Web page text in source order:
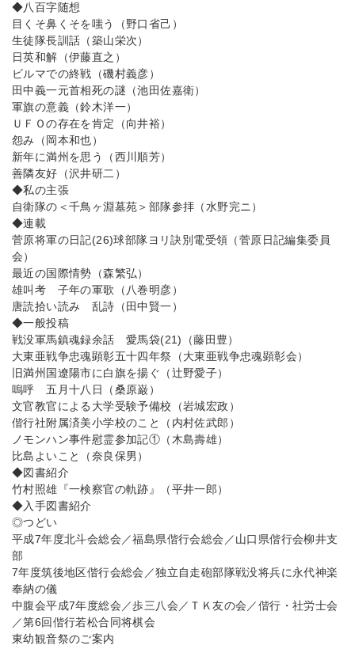
◆八百字随想
目くそ鼻くそを嗤う（野口省己）
生徒隊長訓話（築山栄次）
日英和解（伊藤直之）
ビルマでの終戦（磯村義彦）
田中義一元首相死の謎（池田佐嘉衛）
軍旗の意義（鈴木洋一）
ＵＦＯの存在を肯定（向井裕）
怨み（岡本和也）
新年に満州を思う（西川順芳）
善隣友好（沢井研二）
◆私の主張
自衛隊の＜千鳥ヶ淵墓苑＞部隊参拝（水野完ニ）
◆連載
菅原将軍の日記(26)球部隊ヨリ訣別電受領（菅原日記編集委員
会）
最近の国際情勢（森繁弘）
雄叫考 子年の軍歌（八巻明彦）
唐読拾い読み 乱詩（田中賢一）
◆一般投稿
戦没軍馬鎮魂録余話 愛馬袋(21)（藤田豊）
大東亜戦争忠魂顕彰五十四年祭（大東亜戦争忠魂顕彰会）
旧満州国遼陽市に白旗を揚ぐ（辻野愛子）
嗚呼 五月十八日（桑原巌）
文官教官による大学受験予備校（岩城宏政）
偕行社附属済美小学校のこと（内村佐武郎）
ノモンハン事件慰霊参加記①（木島壽雄）
比島よいこと（奈良保男）
◆図書紹介
竹村照雄『一検察官の軌跡』（平井一郎）
◆入手図書紹介
◎つどい
平成7年度北斗会総会／福島県偕行会総会／山口県偕行会柳井支
部
7年度筑後地区偕行会総会／独立自走砲部隊戦没将兵に永代神楽
奉納の儀
中腹会平成7年度総会／歩三八会／ＴＫ友の会／偕行・社労士会
／第6回偕行若松合同将棋会
東幼観音祭のご案内